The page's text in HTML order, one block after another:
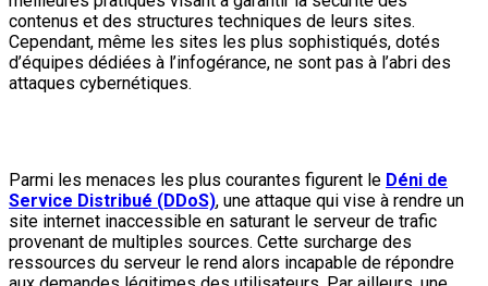
contenus et des structures techniques de leurs sites.
Cependant, même les sites les plus sophistiqués, dotés
d’équipes dédiées à l’infogérance, ne sont pas à l’abri des
attaques cybernétiques.
Parmi les menaces les plus courantes figurent le Déni de
Service Distribué (DDoS), une attaque qui vise à rendre un
site internet inaccessible en saturant le serveur de trafic
provenant de multiples sources. Cette surcharge des
ressources du serveur le rend alors incapable de répondre